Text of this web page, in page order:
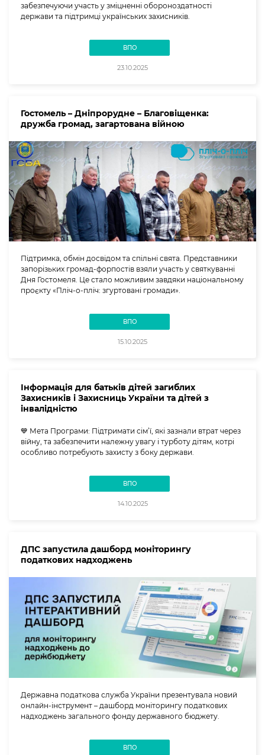
забезпечуючи участь у зміцненні обороноздатності
держави та підтримці українських захисників.
ВПО
23.10.2025
Гостомель – Дніпрорудне – Благовіщенка:
дружба громад, загартована війною
Підтримка, обмін досвідом та спільні свята. Представники
запорізьких громад-форпостів взяли участь у святкуванні
Дня Гостомеля. Це стало можливим завдяки національному
проєкту «Пліч-о-пліч: згуртовані громади».
ВПО
15.10.2025
Інформація для батьків дітей загиблих
Захисників і Захисниць України та дітей з
інвалідністю
💙 Мета Програми: Підтримати сім’ї, які зазнали втрат через
війну, та забезпечити належну увагу і турботу дітям, котрі
особливо потребують захисту з боку держави.
ВПО
14.10.2025
ДПС запустила дашборд моніторингу
податкових надходжень
Державна податкова служба України презентувала новий
онлайн-інструмент – дашборд моніторингу податкових
надходжень загального фонду державного бюджету.
ВПО